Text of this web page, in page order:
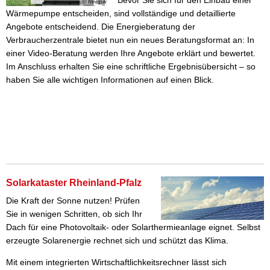
© freepik
Wärmepumpe entscheiden, sind vollständige und detaillierte
Angebote entscheidend. Die Energieberatung der
Verbraucherzentrale bietet nun ein neues Beratungsformat an: In
einer Video-Beratung werden Ihre Angebote erklärt und bewertet.
Im Anschluss erhalten Sie eine schriftliche Ergebnisübersicht – so
haben Sie alle wichtigen Informationen auf einen Blick.
Solarkataster Rheinland-Pfalz
Die Kraft der Sonne nutzen! Prüfen
Sie in wenigen Schritten, ob sich Ihr
Dach für eine Photovoltaik- oder Solarthermieanlage eignet. Selbst
erzeugte Solarenergie rechnet sich und schützt das Klima.
Mit einem integrierten Wirtschaftlichkeitsrechner lässt sich